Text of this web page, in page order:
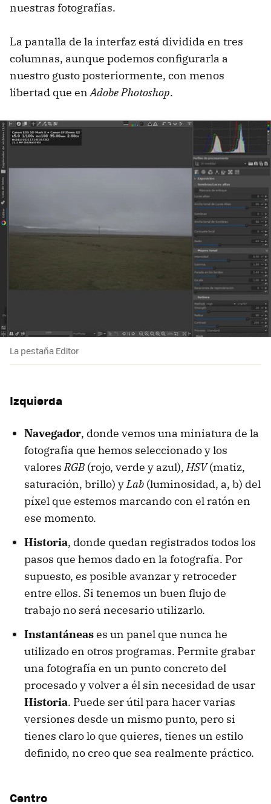
nuestras fotografías.
La pantalla de la interfaz está dividida en tres
columnas, aunque podemos configurarla a
nuestro gusto posteriormente, con menos
libertad que enAdobe Photoshop.
La pestaña Editor
Izquierda
Navegador, donde vemos una miniatura de la
fotografía que hemos seleccionado y los
valoresRGB (rojo, verde y azul),HSV(matiz,
saturación, brillo) yLab (luminosidad, a, b) del
píxel que estemos marcando con el ratón en
ese momento.
Historia, donde quedan registrados todos los
pasos que hemos dado en la fotografía. Por
supuesto, es posible avanzar y retroceder
entre ellos. Si tenemos un buen flujo de
trabajo no será necesario utilizarlo.
Instantáneases un panel que nunca he
utilizado en otros programas. Permite grabar
una fotografía en un punto concreto del
procesado y volver a él sin necesidad de usar
Historia. Puede ser útil para hacer varias
versiones desde un mismo punto, pero si
tienes claro lo que quieres, tienes un estilo
definido, no creo que sea realmente práctico.
Centro